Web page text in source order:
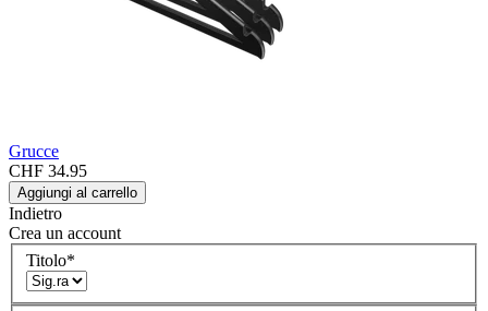
Grucce
CHF 34.95
Aggiungi al carrello
Indietro
Crea un account
Titolo*